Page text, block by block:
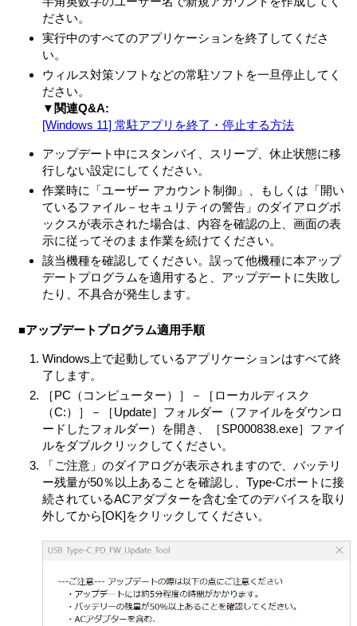
第2条 （使用権）
VAIOは、許諾ソフトウェアの非独占的な使用権をお客さ
まに許諾します。
本契約によって生ずる許諾ソフトウェアの使用権とは、
本製品においてのみ、お客さまが許諾ソフトウェア1部を
使用する権利をいいます。
諾ソフトウェアの全部または一部を複製、複写したり、
これに対する修正、追加等の改変をすることができませ
ん。本製品に同梱されているシステムリカバリーメディ
ア、アプリケーションリカバリーメディアまたは、お客
さまが作成したシステムリカバリーメディア（以下併せ
てリカバリーメディアとします）は、本製品に同梱され
お客さまがインストールした、または本製品にプリイン
ストールされていた許諾ソフトウェアが何らかの理由で
使用不能となった場合に、本製品から当該許諾ソフトウ
ストールするためにのみ使用することができるものとし
ます。
第3条 （オープンソース）
対象外ソフトウェアには、①ソースコードの形式でまた
は無償で公に入手可能なソフトウェアを含むものまたは
その派生物であり、かつ②本契約の規定と異なる定めの
適用を受けるソフトウェア（対象となるソフトウェアお
よびその派生物をソースコードの形式で開示または頒布
する義務、対象となるソフトウェアを任意の第三者に対
して自由に使用許諾させる義務等を含むがこれに限られ
ない。また、これにはGNU General Public License (GPL)
やGNU Lesser/Library General Public License (LGPL) に
れに限らない。）（以下「オープンソースソフトウェ
VAIOが開示するオープンソースソフトウェアのソースコ
ードは、https://vaio.com/opensource/またはその他VAIO
の指定するサイトをご確認ください。
ださい。
実行中のすべてのアプリケーションを終了してくださ
い。
ウィルス対策ソフトなどの常駐ソフトを一旦停止してく
ださい。
▼関連Q&A:
[Windows 11] 常駐アプリを終了・停止する方法
アップデート中にスタンバイ、スリープ、休止状態に移
行しない設定にしてください。
作業時に「ユーザー アカウント制御」、もしくは「開い
ているファイル－セキュリティの警告」のダイアログボ
ックスが表示された場合は、内容を確認の上、画面の表
示に従ってそのまま作業を続けてください。
該当機種を確認してください。誤って他機種に本アップ
デートプログラムを適用すると、アップデートに失敗し
たり、不具合が発生します。
■アップデートプログラム適用手順
Windows上で起動しているアプリケーションはすべて終
了します。
［PC（コンピューター）］－［ローカルディスク
（C:）］－［Update］フォルダー（ファイルをダウンロ
ードしたフォルダー）を開き、［SP000838.exe］ファイ
ルをダブルクリックしてください。
「ご注意」のダイアログが表示されますので、バッテリ
ー残量が50％以上あることを確認し、Type-Cポートに接
続されているACアダプターを含む全てのデバイスを取り
外してから[OK]をクリックしてください。